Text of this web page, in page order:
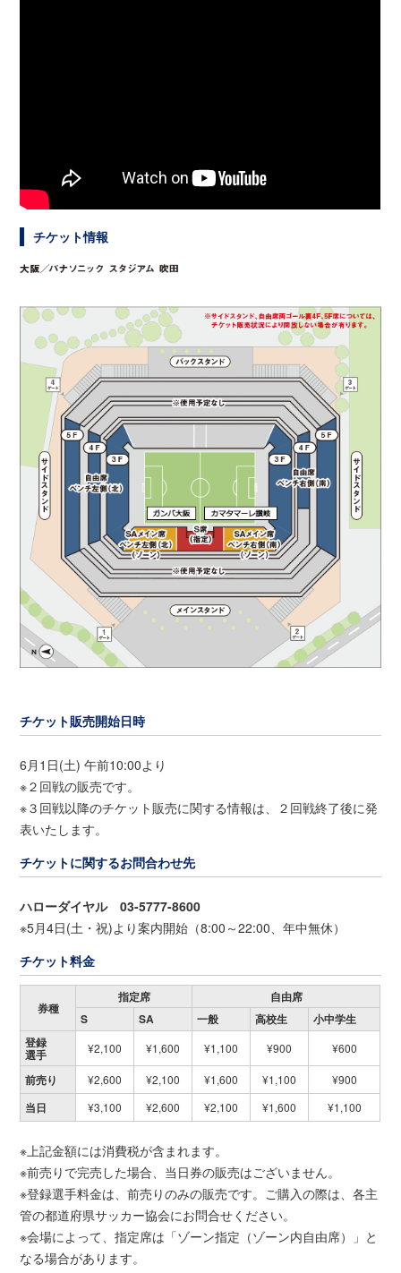
チケット情報
チケット販売開始日時
6月1日(土) 午前10:00より
※２回戦の販売です。
※３回戦以降のチケット販売に関する情報は、２回戦終了後に発
表いたします。
チケットに関するお問合わせ先
ハローダイヤル 03-5777-8600
※5月4日(土・祝)より案内開始（8:00～22:00、年中無休）
チケット料金
券種
指定席
自由席
S
SA 一般 高校生
小中学生
登録
選手 ¥2,100 ¥1,600 ¥1,100 ¥900 ¥600
前売り ¥2,600 ¥2,100 ¥1,600 ¥1,100 ¥900
当日 ¥3,100 ¥2,600 ¥2,100 ¥1,600 ¥1,100
※上記金額には消費税が含まれます。
※前売りで完売した場合、当日券の販売はございません。
※登録選手料金は、前売りのみの販売です。ご購入の際は、各主
管の都道府県サッカー協会にお問合せください。
※会場によって、指定席は「ゾーン指定（ゾーン内自由席）」と
なる場合があります。